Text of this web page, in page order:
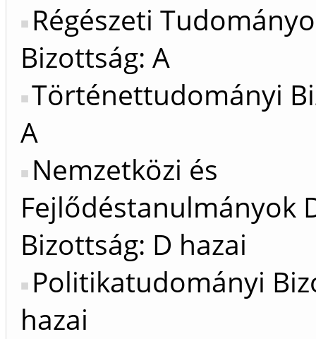
Régészeti
Bizottság: A
Történettudományi
A
Nemzetközi és
Fejlődéstanulmányok
Bizottság: D hazai
Politikatudományi
hazai